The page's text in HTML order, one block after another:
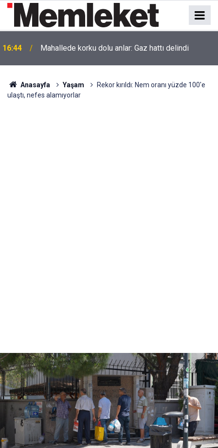
16:44 Mahallede korku dolu anlar: Gaz hattı delindi
Anasayfa Yaşam
Rekor kırıldı: Nem oranı yüzde 100'e
ulaştı, nefes alamıyorlar